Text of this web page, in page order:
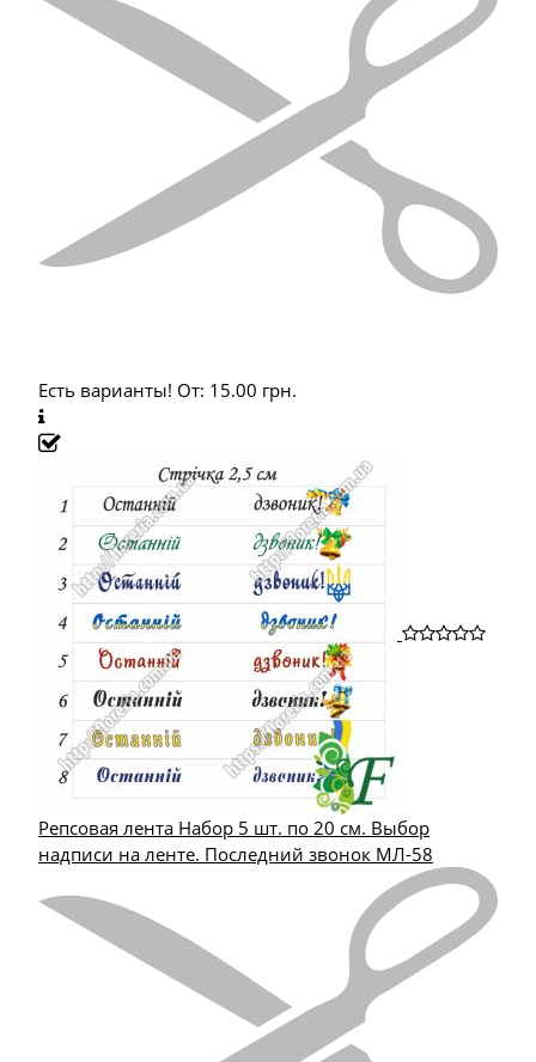
Есть варианты! От: 15.00 грн.
Репсовая лента Набор 5 шт. по 20 см. Выбор
надписи на ленте. Последний звонок МЛ-58